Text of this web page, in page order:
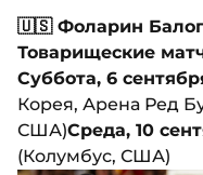
🇺🇸 Фоларин
Товарищеские
Суббота, 6
Корея, Арена Ред
США)Среда, 10
(Колумбус, США)